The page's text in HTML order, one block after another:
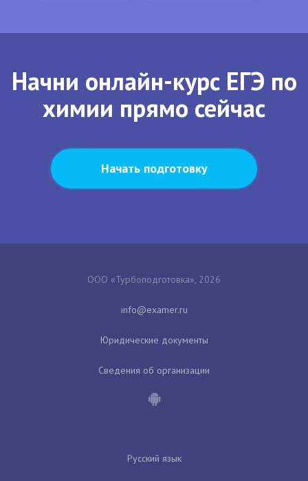
Начни онлайн-курс ЕГЭ по
химии прямо сейчас
Начать подготовку
ООО «Турбоподготовка», 2026
Юридические документы
Сведения об организации
Русский язык